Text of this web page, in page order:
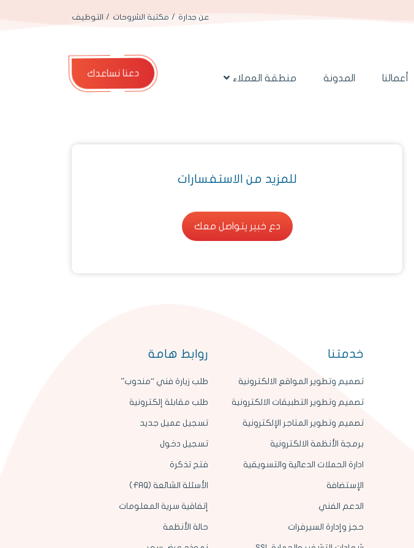
عن جدارة مكتبة الشروحات التوظيف
أعمالنا المدونة منطقة العملاء دعنا نساعدك
للمزيد من الاستفسارات
دع خبير يتواصل معك
دع خبير يتواصل معك
خدمتنا
تصميم وتطوير المواقع الالكترونية
تصميم وتطوير التطبيقات الالكترونية
تصميم وتطوير المتاجر الإلكترونية
برمجة الأنظمة الالكترونية
ادارة الحملات الدعائية والتسويقية
الإستضافة
الدعم الفني
حجز وإدارة السيرفرات
روابط هامة
طلب زيارة فني “مندوب”
طلب مقابلة إلكترونية
تسجيل عميل جديد
تسجيل دخول
فتح تذكرة
الأسئلة الشائعة (FAQ)
إتفاقية سرية المعلومات
حالة الأنظمة